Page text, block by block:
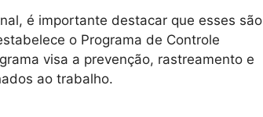
é importante destacar que esses são
o Programa de Controle
visa a prevenção, rastreamento e
ao trabalho.